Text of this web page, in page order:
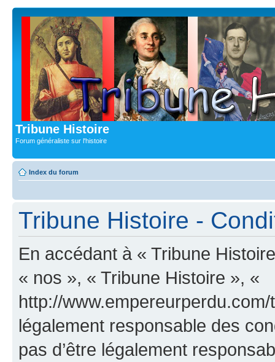
Tribune Histoire
Forum généraliste sur l'histoire
Index du forum
Tribune Histoire -
En accédant à « Tribune
« nos », « Tribune Histoire », «
http://
légalement responsable des
pas d’être légalement